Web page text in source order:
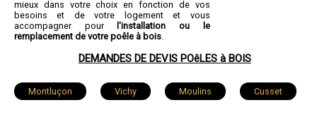
mieux dans votre choix en fonction de vos
besoins et de votre logement et vous
accompagner pour
l'installation ou le
remplacement de votre poêle à bois.
DEMANDES DE DEVIS POêLES à BOIS
Montluçon Vichy Moulins Cusset